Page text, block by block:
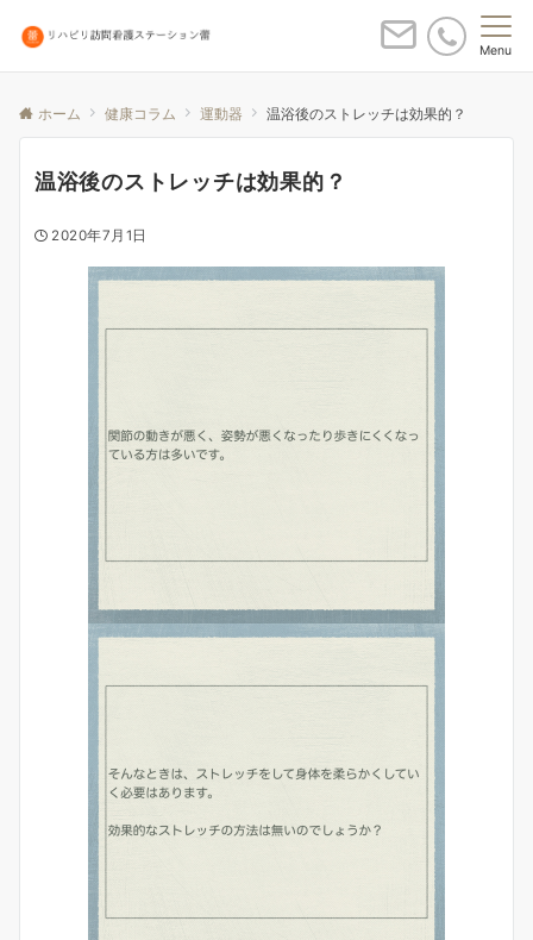
Menu
ホーム 健康コラム 運動器 温浴後のストレッチは効果的？
温浴後のストレッチは効果的？
2020年7月1日